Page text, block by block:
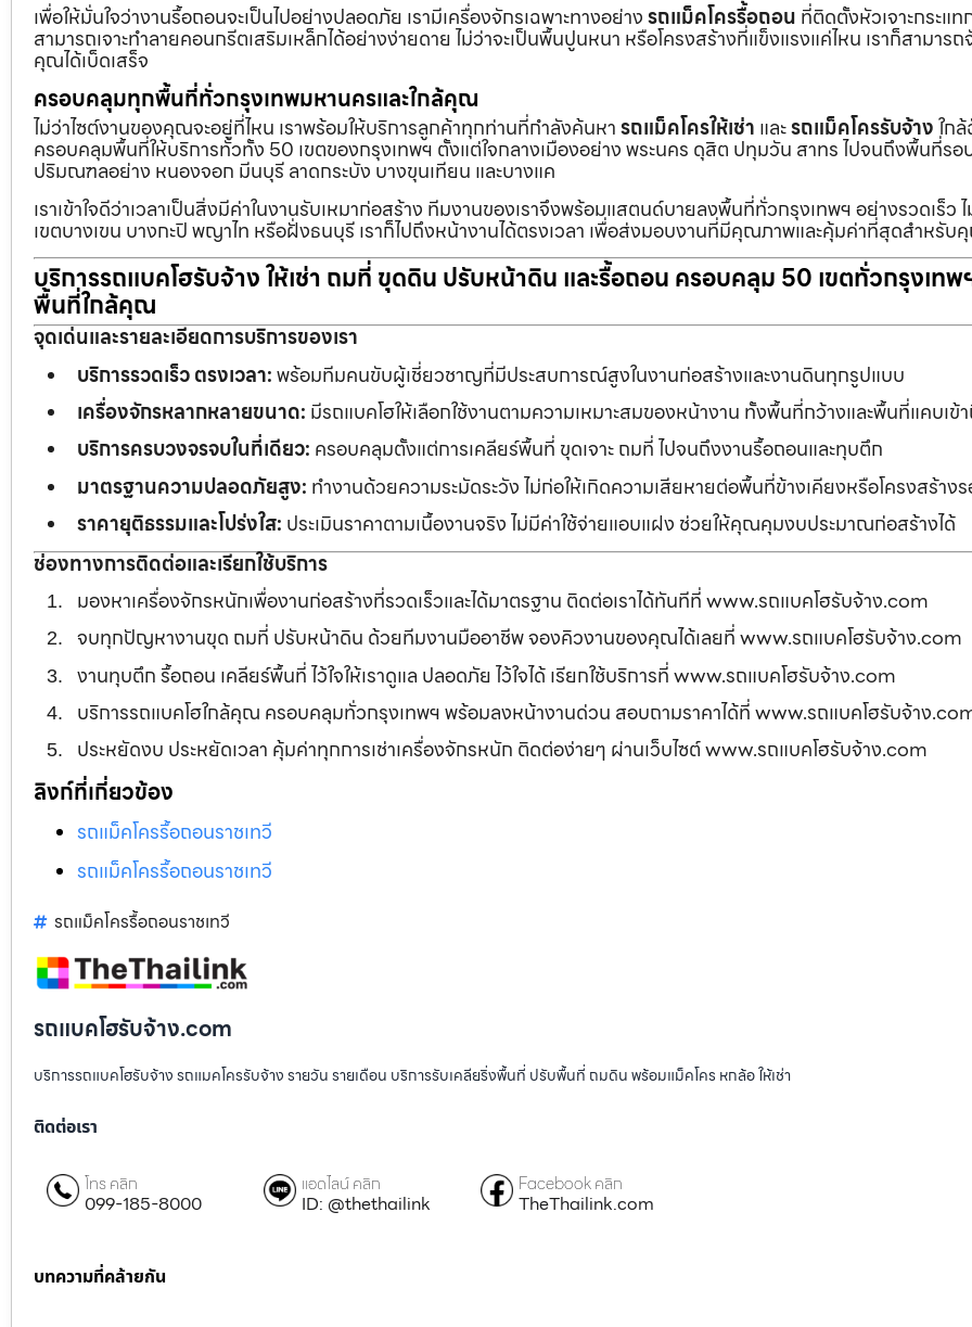
เพื่อให้มั่นใจว่างานรื้อถอนจะเป็นไปอย่างปลอดภัย เรามีเครื่องจักรเฉพาะทางอย่างรถแม็คโครรื้อถอน ที่ติดตั้งหัวเจาะกระแ
สามารถเจาะทำลายคอนกรีตเสริมเหล็กได้อย่างง่ายดาย ไม่ว่าจะเป็นพื้นปูนหนา หรือโครงสร้างที่แข็งแรงแค่ไหน เราก็สามารถ
คุณได้เบ็ดเสร็จ
ครอบคลุมทุกพื้นที่ทั่วกรุงเทพมหานครและใกล้คุณ
ไม่ว่าไซต์งานของคุณจะอยู่ที่ไหน เราพร้อมให้บริการลูกค้าทุกท่านที่กำลังค้นหารถแม็คโครให้เช่า และรถแม็คโครรับจ้างใก
ครอบคลุมพื้นที่ให้บริการทั่วทั้ง 50 เขตของกรุงเทพฯ ตั้งแต่ใจกลางเมืองอย่าง พระนคร ดุสิต ปทุมวัน สาทร ไปจนถึงพื้นที่รอ
ปริมณฑลอย่าง หนองจอก มีนบุรี ลาดกระบัง บางขุนเทียน และบางแค
เราเข้าใจดีว่าเวลาเป็นสิ่งมีค่าในงานรับเหมาก่อสร้าง ทีมงานของเราจึงพร้อมแสตนด์บายลงพื้นที่ทั่วกรุงเทพฯ อย่างรวดเร็ว ไ
เขตบางเขน บางกะปิ พญาไท หรือฝั่งธนบุรี เราก็ไปถึงหน้างานได้ตรงเวลา เพื่อส่งมอบงานที่มีคุณภาพและคุ้มค่าที่สุดสำหรับ
บริการรถแบคโฮรับจ้าง ให้เช่า ถมที่ ขุดดิน ปรับหน้าดิน และรื้อถอน ครอบคลุม 50 เขตทั่วกรุงเทพ
พื้นที่ใกล้คุณ
จุดเด่นและรายละเอียดการบริการของเรา
บริการรวดเร็ว ตรงเวลา:พร้อมทีมคนขับผู้เชี่ยวชาญที่มีประสบการณ์สูงในงานก่อสร้างและงานดินทุกรูปแบบ
เครื่องจักรหลากหลายขนาด: มีรถแบคโฮให้เลือกใช้งานตามความเหมาะสมของหน้างาน ทั้งพื้นที่กว้างและพื้นที่แคบเข้
บริการครบวงจรจบในที่เดียว: ครอบคลุมตั้งแต่การเคลียร์พื้นที่ ขุดเจาะ ถมที่ ไปจนถึงงานรื้อถอนและทุบตึก
มาตรฐานความปลอดภัยสูง: ทำงานด้วยความระมัดระวัง ไม่ก่อให้เกิดความเสียหายต่อพื้นที่ข้างเคียงหรือโครงสร้าง
ราคายุติธรรมและโปร่งใส: ประเมินราคาตามเนื้องานจริง ไม่มีค่าใช้จ่ายแอบแฝง ช่วยให้คุณคุมงบประมาณก่อสร้างได้
ช่องทางการติดต่อและเรียกใช้บริการ
มองหาเครื่องจักรหนักเพื่องานก่อสร้างที่รวดเร็วและได้มาตรฐาน ติดต่อเราได้ทันทีที่ www.รถแบคโฮรับจ้าง.com
จบทุกปัญหางานขุด ถมที่ ปรับหน้าดิน ด้วยทีมงานมืออาชีพ จองคิวงานของคุณได้เลยที่ www.รถแบคโฮรับจ้าง.com
งานทุบตึก รื้อถอน เคลียร์พื้นที่ ไว้ใจให้เราดูแล ปลอดภัย ไว้ใจได้ เรียกใช้บริการที่ www.รถแบคโฮรับจ้าง.com
บริการรถแบคโฮใกล้คุณ ครอบคลุมทั่วกรุงเทพฯ พร้อมลงหน้างานด่วน สอบถามราคาได้ที่ www.รถแบคโฮรับจ้าง
ประหยัดงบ ประหยัดเวลา คุ้มค่าทุกการเช่าเครื่องจักรหนัก ติดต่อง่ายๆ ผ่านเว็บไซต์ www.รถแบคโฮรับจ้าง.com
ลิงก์ที่เกี่ยวข้อง
รถแม็คโครรื้อถอนราชเทวี
รถแม็คโครรื้อถอนราชเทวี
รถแม็คโครรื้อถอนราชเทวี
รถแบคโฮรับจ้าง.com
บริการรถแบคโฮรับจ้าง รถแมคโครรับจ้าง รายวัน รายเดือน บริการรับเคลียริ่งพื้นที่ ปรับพื้นที่ ถมดิน พร้อมแม็คโคร หกล้อ ให้เช่า
ติดต่อเรา
โทร คลิก
099-185-8000
แอดไลน์ คลิก
ID: @thethailink
Facebook คลิก
TheThailink.com
บทความที่คล้ายกัน